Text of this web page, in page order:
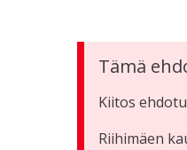
Tämä
Kiitos
Riihimäen